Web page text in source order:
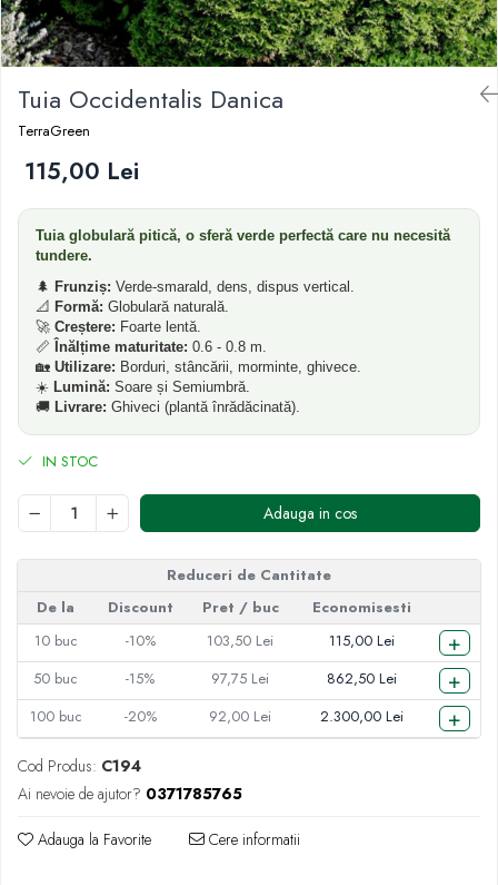
Dud
Corn
Smochin
Kaki
Mosmon
Tuia Occidentalis Danica
TerraGreen
115,00 Lei
Tuia globulară pitică, o sferă verde perfectă care nu necesită
tundere.
🌲 Frunziș: Verde-smarald, dens, dispus vertical.
📐 Formă: Globulară naturală.
🚀 Creștere: Foarte lentă.
📏 Înălțime maturitate: 0.6 - 0.8 m.
🏡 Utilizare: Borduri, stâncării, morminte, ghivece.
☀️ Lumină: Soare și Semiumbră.
🚚 Livrare: Ghiveci (plantă înrădăcinată).
IN STOC
Adauga in cos
Reduceri de Cantitate
De la
Discount Pret / buc
Economisesti
10buc -10% 103,50 Lei 115,00 Lei +
50 buc -15% 97,75 Lei 862,50 Lei +
100buc -20% 92,00 Lei 2.300,00 Lei +
Cod Produs: C194
Ai nevoie de ajutor? 0371785765
Adauga la Favorite Cere informatii